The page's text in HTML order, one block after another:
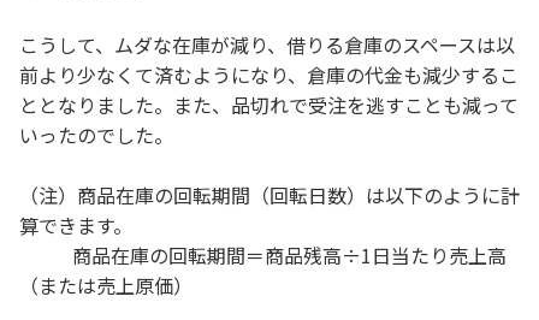
こうして、ムダな在庫が減り、借りる倉庫のスペースは以
前より少なくて済むようになり、倉庫の代金も減少するこ
ととなりました。また、品切れで受注を逃すことも減って
いったのでした。
（注）商品在庫の回転期間（回転日数）は以下のように計
算できます。
商品在庫の回転期間＝商品残高÷1日当たり売上高
（または売上原価）